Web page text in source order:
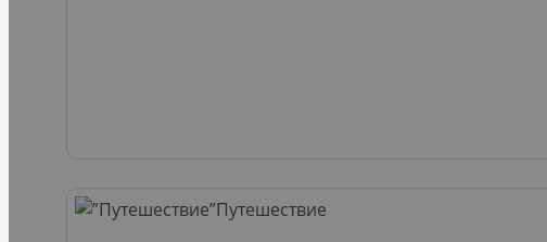
Путешествие